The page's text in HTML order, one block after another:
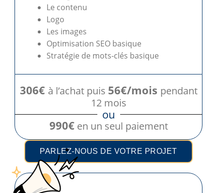
Le contenu
Logo
Les images
Optimisation SEO basique
Stratégie de mots-clés basique
306€ à l’achat puis 56€/mois pendant
12 mois
ou
990€ en un seul paiement
PARLEZ-NOUS DE VOTRE PROJET